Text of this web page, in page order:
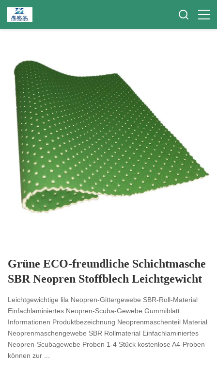
Grüne ECO-freundliche Schichtmasche
SBR Neopren Stoffblech Leichtgewicht
Leichtgewichtige lila Neopren-Gittergewebe SBR-Roll-Material
Einfachlaminiertes Neopren-Scuba-Gewebe Gummiblatt
Informationen Produktbezeichnung Neoprenmaschenteil Material
Neoprenmaschengewebe SBR Rollmaterial Einfachlaminiertes
Neopren-Scubagewebe Proben 1-4 Stück kostenlose A4-Proben
können zur ...